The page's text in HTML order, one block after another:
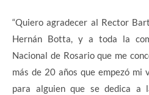
“Quiero agradecer al Rector
Hernán Botta, y a toda la
Nacional de Rosario que me
más de 20 años que empezó mi
para alguien que se dedica a